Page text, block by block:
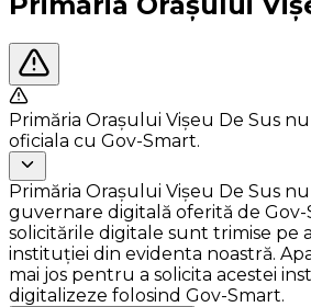
Primăria Orașului Vișeu De Sus
oficiala cu Gov-Smart.
Primăria Orașului Vișeu De Sus
guvernare digitală oferită de Gov-
solicitările digitale sunt trimise pe
instituției din evidenta noastră.
mai jos pentru a solicita acestei
digitalizeze folosind Gov-Smart.